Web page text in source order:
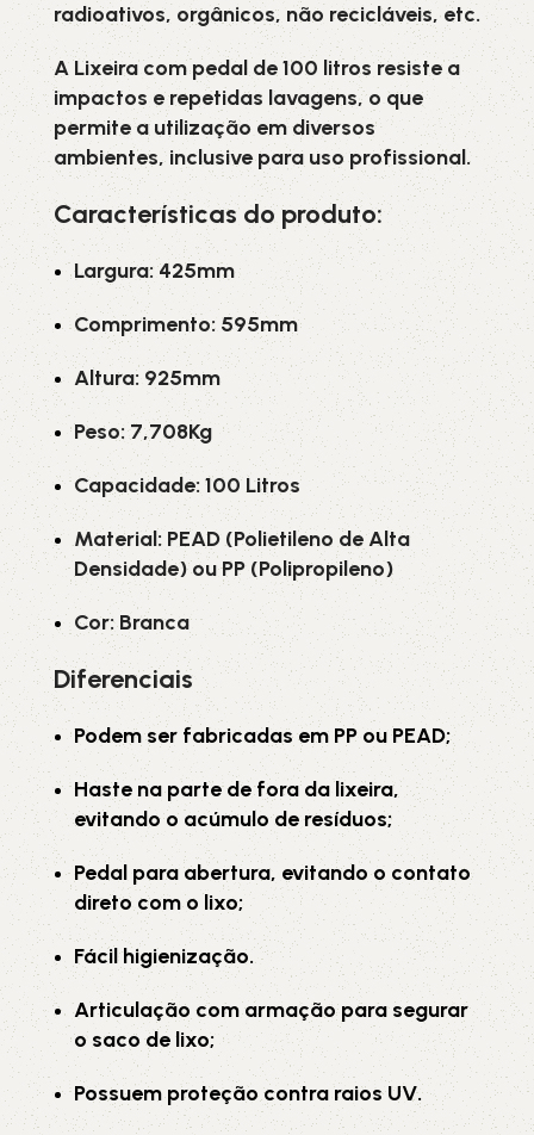
radioativos, orgânicos, não recicláveis, etc.
A Lixeira com pedal de 100 litros resiste a
impactos e repetidas lavagens, o que
permite a utilização em diversos
ambientes, inclusive para uso profissional.
Características do produto:
Largura: 425mm
Comprimento: 595mm
Altura: 925mm
Peso: 7,708Kg
Capacidade: 100 Litros
Material: PEAD (Polietileno de Alta
Densidade) ou PP (Polipropileno)
Cor: Branca
Diferenciais
Podem ser fabricadas em PP ou PEAD;
Haste na parte de fora da lixeira,
evitando o acúmulo de resíduos;
Pedal para abertura, evitando o contato
direto com o lixo;
Fácil higienização.
Articulação com armação para segurar
o saco de lixo;
Possuem proteção contra raios UV.